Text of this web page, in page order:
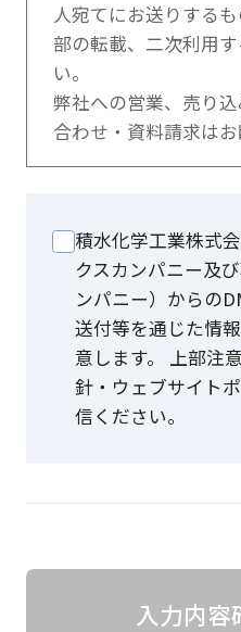
人宛てにお送りする
部の転載、二次利用
い。
弊社への営業、売り
合わせ・資料請求はお
積水化学工業株式
クスカンパニー及
ンパニー）からの
送付等を通じた情
意します。 上部注
針・ウェブサイト
信ください。
入力内容